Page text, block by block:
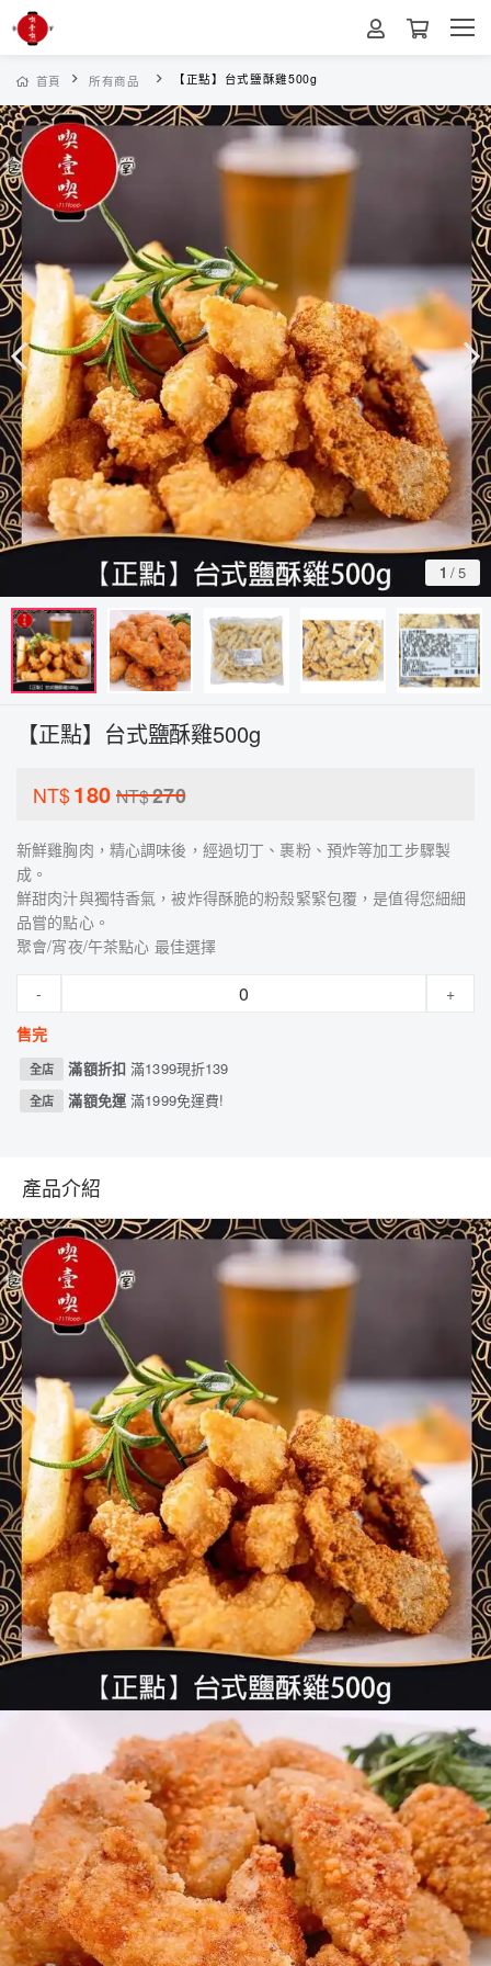
首頁 所有商品 【正點】台式鹽酥雞500g
1 /5
【正點】台式鹽酥雞500g
NT$180 NT$270
新鮮雞胸肉，精心調味後，經過切丁、裹粉、預炸等加工步驟製
成。
鮮甜肉汁與獨特香氣，被炸得酥脆的粉殼緊緊包覆，是值得您細細
品嘗的點心。
聚會/宵夜/午茶點心 最佳選擇
-
+
售完
全店 滿額折扣滿1399現折139
全店 滿額免運滿1999免運費!
產品介紹